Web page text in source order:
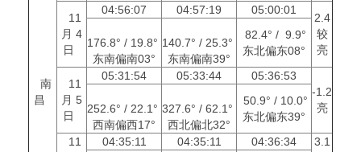
南
昌
11
月 4
日
04:56:07 04:57:19 05:00:01
2.4
较
亮
176.8° / 19.8°
东南偏南03°
140.7° / 25.3°
东南偏南39°
82.4° / 9.9°
东北偏东08°
11
月 5
日
05:31:54 05:33:44
05:36:53
-1.2
亮
252.6° / 22.1°
西南偏西17°
327.6° / 62.1°
西北偏北32°
50.9° / 10.0°
东北偏东39°
11
04:35:11 04:35:11 04:36:34
3.1